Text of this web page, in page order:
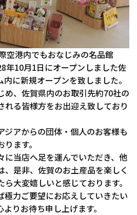
空港内でもおなじみの名品館
年10月1日にオープンしました佐
に新規オープンを致しました。
め、佐賀県内のお取引先約70社の
れる皆様方をお出迎え致しており
ジアからの団体・個人のお客様も
ます。
に当店へ足を運んでいただき、他
、是非、佐賀のお土産品を楽しく
大変嬉しいと感じております。
極力ご要望にお応えしていきたい
りお待ち申し上げます。